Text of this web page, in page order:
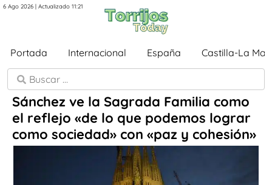
6 Ago 2026 | Actualizado 11:21
Portada Internacional España Castilla-La
Sánchez ve la Sagrada Familia como
el reflejo «de lo que podemos lograr
como sociedad» con «paz y cohesión»